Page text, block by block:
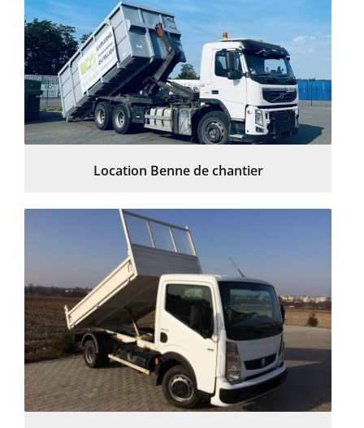
Location Benne de chantier